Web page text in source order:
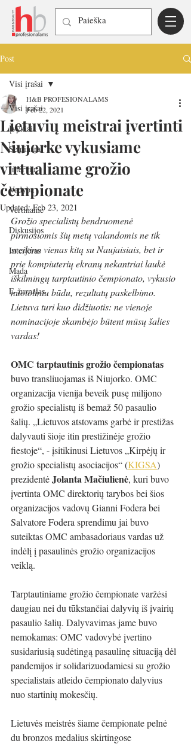
Post
Visi įrašai
Įvykiai
Seminarai
Interviu
Vadyba
Vertiname
Diskusijos
Interjeras
Mada
E-žurnalas
Visi įrašai
Lietuvių meistrai įvertinti
Niujorke vykusiame
virtualiame grožio
čempionate
H&B PROFESIONALAMS
Feb 22, 2021
Updated:Feb 23, 2021
Grožio specialistų bendruomenė
pirmosiomis šių metų valandomis ne tik
sveikino vienas kitą su Naujaisiais, bet ir
prie kompiuterių ekranų nekantriai laukė
iškilmingų tarptautinio čempionato, vykusio
nuotoliniu būdu, rezultatų paskelbimo.
Lietuva turi kuo didžiuotis: ne vienoje
nominacijoje skambėjo būtent mūsų šalies
vardas!
OMC tarptautinis grožio čempionatas
buvo transliuojamas iš Niujorko. OMC
organizacija vienija beveik pusę milijono
grožio specialistų iš bemaž 50 pasaulio
šalių. „Lietuvos atstovams garbė ir prestižas
dalyvauti šioje itin prestižinėje grožio
fiestoje“, - įsitikinusi Lietuvos „Kirpėjų ir
grožio specialistų asociacijos“ (KIGSA)
prezidentė Jolanta Mačiulienė, kuri buvo
įvertinta OMC direktorių tarybos bei šios
organizacijos vadovų Gianni Fodera bei
Salvatore Fodera sprendimu jai buvo
suteiktas OMC ambasadoriaus vardas už
indėlį į pasaulinės grožio organizacijos
veiklą.
Tarptautiniame grožio čempionate varžėsi
daugiau nei du tūkstančiai dalyvių iš įvairių
pasaulio šalių. Dalyvavimas jame buvo
nemokamas: OMC vadovybė įvertino
susidariusią sudėtingą pasaulinę situaciją dėl
pandemijos ir solidarizuodamiesi su grožio
specialistais atleido čempionato dalyvius
nuo startinių mokesčių.
Lietuvės meistrės šiame čempionate pelnė
du bronzos medalius skirtingose